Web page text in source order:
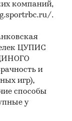
компаний,
.
ЦУПИС
и
игр),
способы
у